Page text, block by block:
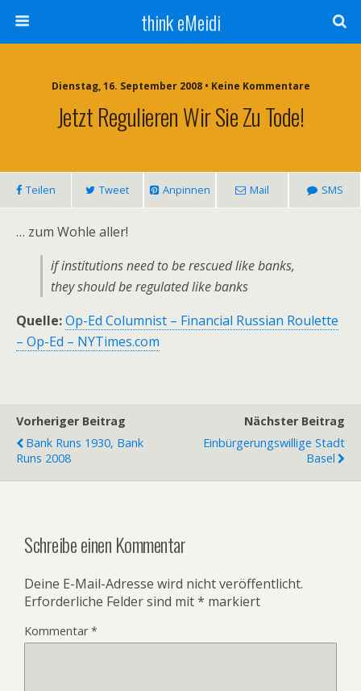
think eMeidi
Dienstag, 16. September 2008 • Keine Kommentare
Jetzt Regulieren Wir Sie Zu Tode!
Teilen Tweet Anpinnen Mail SMS
… zum Wohle aller!
if institutions need to be rescued like banks,
they should be regulated like banks
Quelle:Op-Ed Columnist – Financial Russian Roulette
– Op-Ed – NYTimes.com
Vorheriger Beitrag
Bank Runs 1930, Bank
Runs 2008
Nächster Beitrag
Einbürgerungswillige Stadt
Basel
Schreibe einen Kommentar
Deine E-Mail-Adresse wird nicht veröffentlicht.
Erforderliche Felder sind mit* markiert
Kommentar*